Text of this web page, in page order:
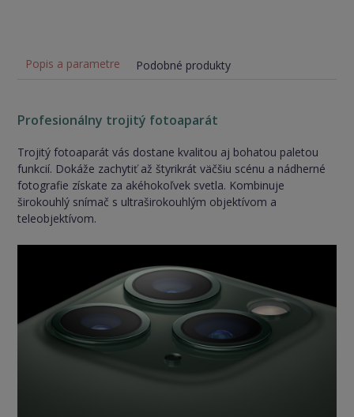
Popis a parametre Podobné produkty
Profesionálny trojitý fotoaparát
Trojitý fotoaparát vás dostane kvalitou aj bohatou paletou
funkcií. Dokáže zachytiť až štyrikrát väčšiu scénu a nádherné
fotografie získate za akéhokoľvek svetla. Kombinuje
širokouhlý snímač s ultraširokouhlým objektívom a
teleobjektívom.